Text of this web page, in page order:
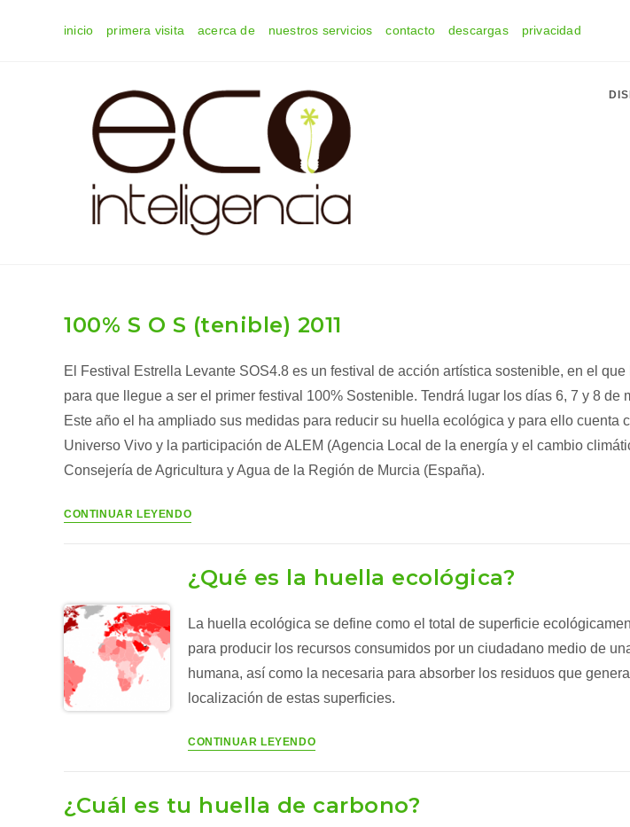
inicio primera visita acerca de nuestros servicios contacto descargas privacidad
100% S O S (tenible) 2011
El Festival Estrella Levante SOS4.8 es un festival de acción artística sostenible, en el
para que llegue a ser el primer festival 100% Sostenible. Tendrá lugar los días 6, 7 y 8 de
Este año el ha ampliado sus medidas para reducir su huella ecológica y para ello cuenta
Universo Vivo y la participación de ALEM (Agencia Local de la energía y el cambio
Consejería de Agricultura y Agua de la Región de Murcia (España).
CONTINUAR LEYENDO100%
S
2011
¿Qué es la huella ecológica?
La huella ecológica se define como el total de superficie
para producir los recursos consumidos por un ciudadano medio de
humana, así como la necesaria para absorber los residuos que
localización de estas superficies.
CONTINUAR LEYENDO¿Qué
huella
¿Cuál es tu huella de carbono?